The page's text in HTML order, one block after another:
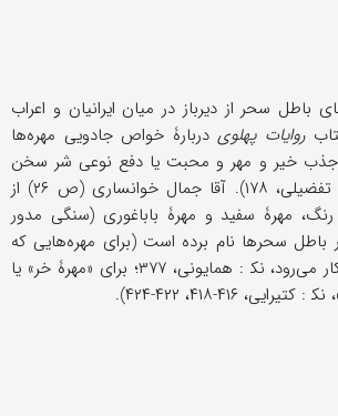
باطل سحر از دیرباز در میان ایرانیان و اعراب
روایات پهلویدربارۀ خواص جادویی مهره‌ها
جذب خیر و مهر و محبت یا دفع نوعی شر سخن
گفته شده است (ﻧﻜ : تفضیلی، ۱۷۸). آقا جمال خوانساری (ص ۲۶) از
مهرۀ سفید و مهرۀ باباغوری (سنگی مدور
باطل سحرها نام برده است (برای مهره‌هایی که
در دفع چشم زخم به کار می‌رود، ﻧﻜ : همایونی، ۳۷۷؛ برای «مهرۀ خر» یا
۴۱۶-۴۱۸، ۴۲۲-۴۲۴).